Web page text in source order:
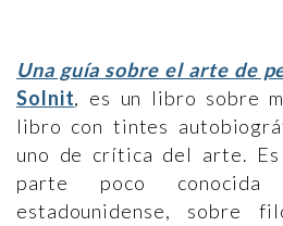
Una guía sobre el arte de
Solnit, es un libro sobre
libro con tintes
uno de crítica del arte.
parte poco
estadounidense, sobre